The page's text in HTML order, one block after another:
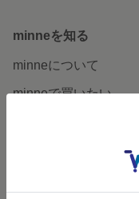
minneを知る
minneについて
minneで買いたい